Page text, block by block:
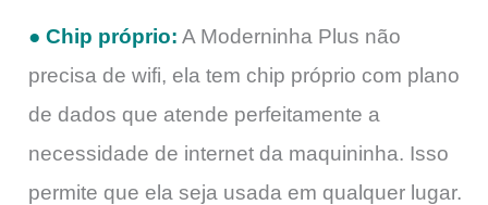
● Chip próprio: A Moderninha Plus não
precisa de wifi, ela tem chip próprio com plano
de dados que atende perfeitamente a
necessidade de internet da maquininha. Isso
permite que ela seja usada em qualquer lugar.